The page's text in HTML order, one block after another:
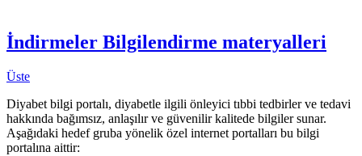
İndirmeler Bilgilendirme materyalleri
Üste
Diyabet bilgi portalı, diyabetle ilgili önleyici tıbbi tedbirler ve tedavi
hakkında bağımsız, anlaşılır ve güvenilir kalitede bilgiler sunar.
Aşağıdaki hedef gruba yönelik özel internet portalları bu bilgi
portalına aittir: